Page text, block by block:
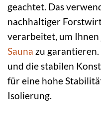
geachtet. Das
nachhaltiger
verarbeitet, um
Sauna zu
und die stabilen
für eine hohe
Isolierung.